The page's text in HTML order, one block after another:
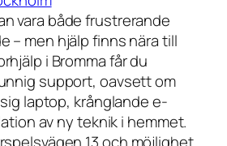
vara både frustrerande
– men hjälp finns nära till
i Bromma får du
support, oavsett om
laptop, krånglande e-
av ny teknik i hemmet.